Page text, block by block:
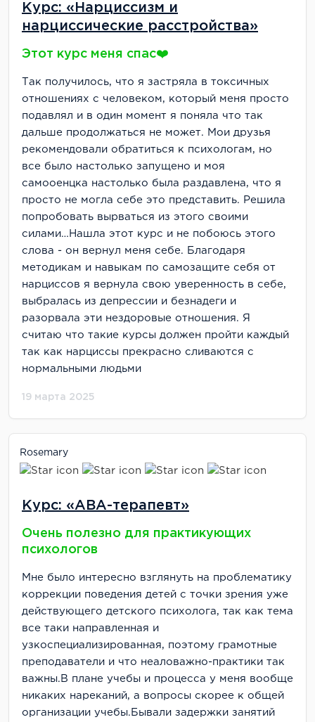
Курс: «Нарциссизм и
нарциссические расстройства»
Этот курс меня спас❤️
Так получилось, что я застряла в токсичных
отношениях с человеком, который меня просто
подавлял и в один момент я поняла что так
дальше продолжаться не может. Мои друзья
рекомендовали обратиться к психологам, но
все было настолько запущено и моя
самооенцка настолько была раздавлена, что я
просто не могла себе это представить. Решила
попробовать вырваться из этого своими
силами…Нашла этот курс и не побоюсь этого
слова - он вернул меня себе. Благодаря
методикам и навыкам по самозащите себя от
нарциссов я вернула свою уверенность в себе,
выбралась из депрессии и безнадеги и
разорвала эти нездоровые отношения. Я
считаю что такие курсы должен пройти каждый
так как нарциссы прекрасно сливаются с
нормальными людьми
19 марта 2025
Rosemary
Курс: «АВА-терапевт»
Очень полезно для практикующих
психологов
Мне было интересно взглянуть на проблематику
коррекции поведения детей с точки зрения уже
действующего детского психолога, так как тема
все таки направленная и
узкоспециализированная, поэтому грамотные
преподаватели и что неаловажно-практики так
важны.В плане учебы и процесса у меня вообще
никаких нареканий, а вопросы скорее к общей
организации учебы.Бывали задержки занятий